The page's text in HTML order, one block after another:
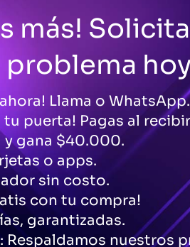
más!
Llama o WhatsApp.
tu puerta! Pagas al
gana $40.000.
o apps.
sin costo.
con tu compra!
garantizadas.
Respaldamos nuestros